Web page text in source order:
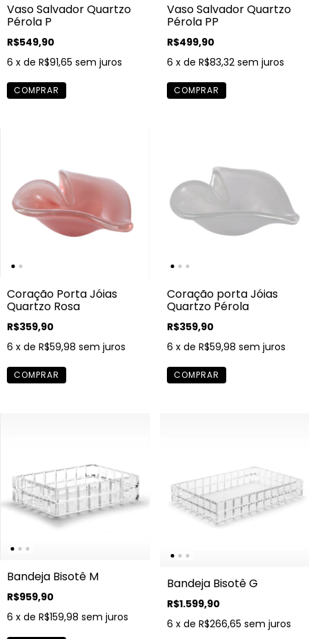
Vaso Salvador Quartzo
Pérola P
R$549,90
6 x de R$91,65 sem juros
Vaso Salvador Quartzo
Pérola PP
R$499,90
6 x de R$83,32 sem juros
Coração Porta Jóias
Quartzo Rosa
R$359,90
6 x de R$59,98 sem juros
Coração porta Jóias
Quartzo Pérola
R$359,90
6 x de R$59,98 sem juros
Bandeja Bisotê M
R$959,90
6 x de R$159,98 sem juros
Bandeja Bisotê G
R$1.599,90
6 x de R$266,65 sem juros